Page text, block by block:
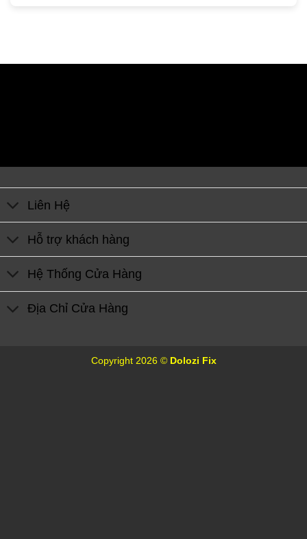
Liên Hệ
Hỗ trợ khách hàng
Hệ Thống Cửa Hàng
Địa Chỉ Cửa Hàng
Copyright 2026 © Dolozi Fix